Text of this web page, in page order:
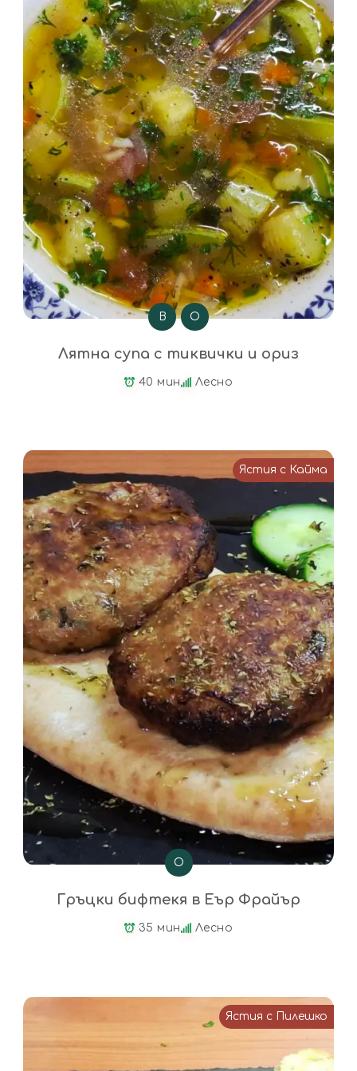
В О
Лятна супа с тиквички и ориз
40 мин Лесно
Ястия с Кайма
О
Гръцки бифтекя в Еър Фрайър
35 мин Лесно
Ястия с Пилешко